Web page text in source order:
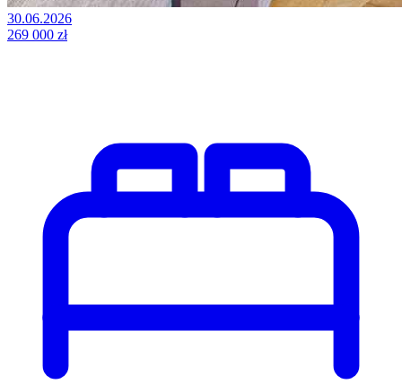
30.06.2026
269 000 zł